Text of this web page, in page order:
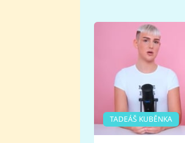
TADEÁŠ KUBĚNKA